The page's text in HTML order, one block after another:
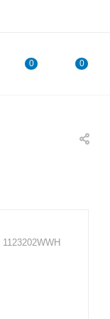
0 0
1123202WWH